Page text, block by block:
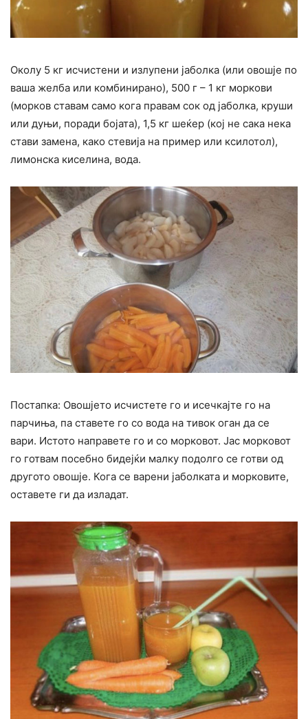
Околу 5 кг исчистени и излупени јаболка (или овошје по
ваша желба или комбинирано), 500 г – 1 кг моркови
(морков ставам само кога правам сок од јаболка, круши
или дуњи, поради бојата), 1,5 кг шеќер (кој не сака нека
стави замена, како стевија на пример или ксилотол),
лимонска киселина, вода.
Постапка: Овошјето исчистете го и исечкајте го на
парчиња, па ставете го со вода на тивок оган да се
вари. Истото направете го и со морковот. Јас морковот
го готвам посебно бидејќи малку подолго се готви од
другото овошје. Кога се варени јаболката и морковите,
оставете ги да изладат.